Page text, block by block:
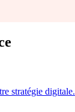
stratégie digitale.